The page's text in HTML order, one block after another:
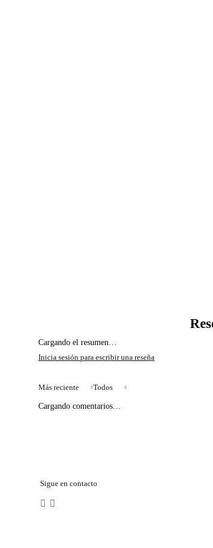
Cargando el resumen…
Más reciente Todos
Cargando comentarios…
Sigue en contacto